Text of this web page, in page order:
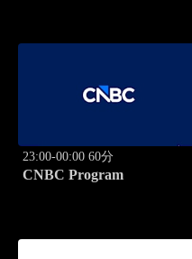
23:00-00:00 60分
CNBC Program